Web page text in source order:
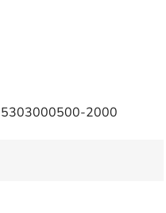
5303000500-2000